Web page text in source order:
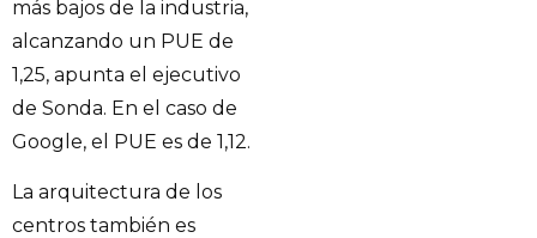
más bajos de la industria,
alcanzando un PUE de
1,25, apunta el ejecutivo
de Sonda. En el caso de
Google, el PUE es de 1,12.
La arquitectura de los
centros también es